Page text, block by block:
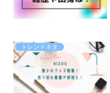
トレンドネタ